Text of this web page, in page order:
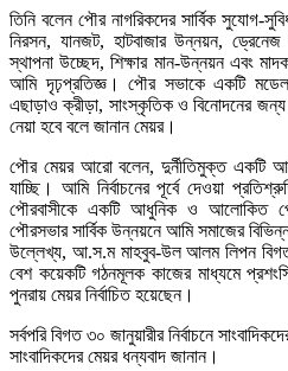
তিনি বলেন পৌর নাগরিকদের সার্বিক সুযোগ-
নিরসন, যানজট, হাটবাজার উন্নয়ন,
স্থাপনা উচ্ছেদ, শিক্ষার মান-উন্নয়ন এবং
আমি দৃঢ়প্রতিজ্ঞ। পৌর সভাকে একটি
এছাড়াও ক্রীড়া, সাংস্কৃতিক ও বিনোদনের জন্য
নেয়া হবে বলে জানান মেয়র।
পৌর মেয়র আরো বলেন, দুর্নীতিমুক্ত একটি
যাচ্ছি। আমি নির্বাচনের পূর্বে দেওয়া
পৌরবাসীকে একটি আধুনিক ও আলোকিত
পৌরসভার সার্বিক উন্নয়নে আমি সমাজের
উল্লেখ্য, আ.স.ম মাহবুব-উল আলম লিপন বিগত
বেশ কয়েকটি গঠনমূলক কাজের মাধ্যমে
পুনরায় মেয়র নির্বাচিত হয়েছেন।
সর্বপরি বিগত ৩০ জানুয়ারীর নির্বাচনে
সাংবাদিকদের মেয়র ধন্যবাদ জানান।